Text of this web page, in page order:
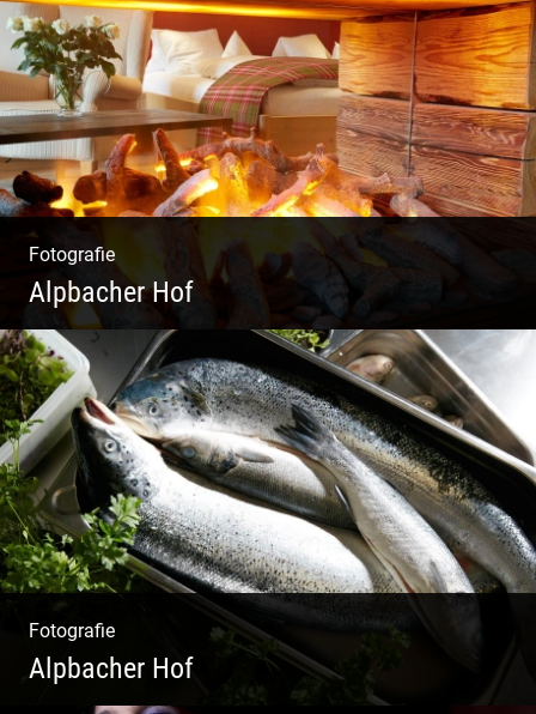
Luxuriöser Spa | Coole Köche
Fotografie
Alpbacher Hof
Liebevolles Design | Moderne Zimmer |
Luxuriöser Spa | Alpiner Stil
Fotografie
Alpbacher Hof